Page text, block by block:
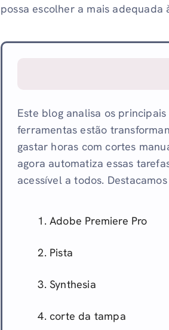
possa escolher a mais adequada
Este blog analisa os
ferramentas estão
gastar horas com cortes
agora automatiza essas
acessível a todos.
Adobe Premiere Pro
Pista
Synthesia
corte da tampa